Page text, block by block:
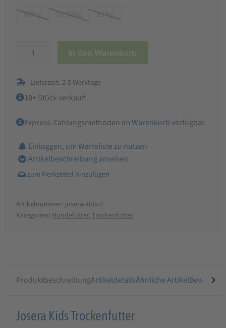
900 g
5x 900g 15 kg
Menge
In den Warenkorb
Lieferzeit: 2-5 Werktage
10+Stück verkauft
Express-Zahlungsmethoden imWarenkorb verfügbar
Einloggen, um Warteliste zu nutzen
Artikelbeschreibung ansehen
Artikelnummer: josera-kids-0
Kategorien: Hundefutter, Trockenfutter
ProduktbeschreibungArtikeldetailsÄhnliche Artikel
Produktbeschreibung
Josera Kids Trockenfutter